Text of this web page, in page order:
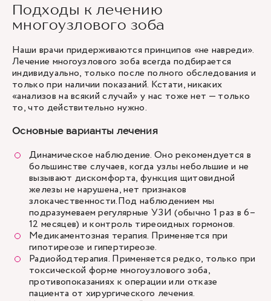
Подходы к лечению
многоузлового зоба
Наши врачи придерживаются принципов «не навреди».
Лечение многоузлового зоба всегда подбирается
индивидуально, только после полного обследования и
только при наличии показаний. Кстати, никаких
«анализов на всякий случай» у нас тоже нет — только
то, что действительно нужно.
Основные варианты лечения
Динамическое наблюдение. Оно рекомендуется в
большинстве случаев, когда узлы небольшие и не
вызывают дискомфорта, функция щитовидной
железы не нарушена, нет признаков
злокачественности.Под наблюдением мы
подразумеваем регулярные УЗИ (обычно 1 раз в 6–
12 месяцев) и контроль тиреоидных гормонов.
Медикаментозная терапия. Применяется при
гипотиреозе и гипертиреозе.
Радиойодтерапия. Применяется редко, только при
токсической форме многоузлового зоба,
противопоказаниях к операции или отказе
пациента от хирургического лечения.